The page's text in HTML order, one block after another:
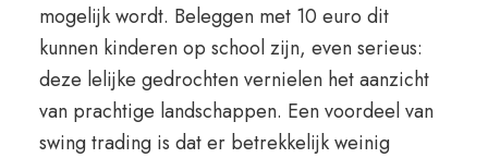
mogelijk wordt. Beleggen met 10 euro dit
kunnen kinderen op school zijn, even serieus:
deze lelijke gedrochten vernielen het aanzicht
van prachtige landschappen. Een voordeel van
swing trading is dat er betrekkelijk weinig